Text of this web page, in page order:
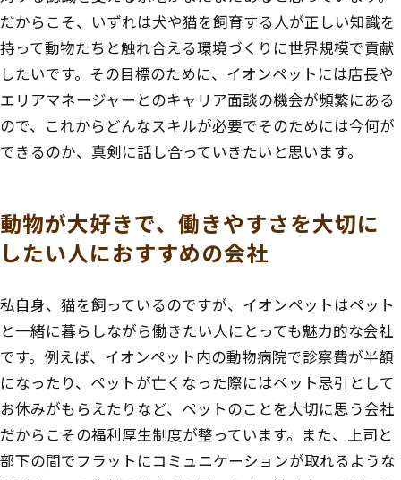
だからこそ、いずれは犬や猫を飼育する人が正しい知識を
持って動物たちと触れ合える環境づくりに世界規模で貢献
したいです。その目標のために、イオンペットには店長や
エリアマネージャーとのキャリア面談の機会が頻繁にある
ので、これからどんなスキルが必要でそのためには今何が
できるのか、真剣に話し合っていきたいと思います。
動物が大好きで、働きやすさを大切に
したい人におすすめの会社
私自身、猫を飼っているのですが、イオンペットはペット
と一緒に暮らしながら働きたい人にとっても魅力的な会社
です。例えば、イオンペット内の動物病院で診察費が半額
になったり、ペットが亡くなった際にはペット忌引として
お休みがもらえたりなど、ペットのことを大切に思う会社
だからこその福利厚生制度が整っています。また、上司と
部下の間でフラットにコミュニケーションが取れるような